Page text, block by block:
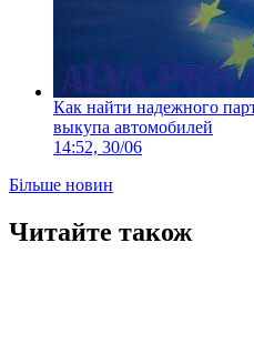
Как найти надежного
выкупа автомобилей
14:52, 30/06
Більше новин
Читайте також